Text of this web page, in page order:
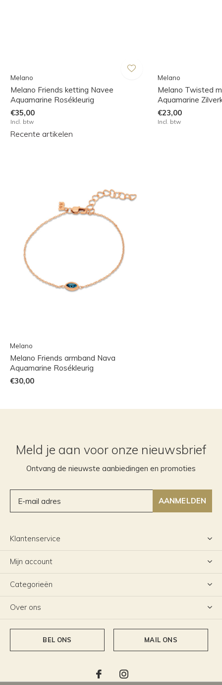
Melano
Melano Friends ketting Navee
Aquamarine Rosékleurig
€35,00
Incl. btw
Melano
Melano Twisted
Aquamarine
€23,00
Incl. btw
Recente artikelen
Melano
Melano Friends armband Nava
Aquamarine Rosékleurig
€30,00
Meld je aan voor onze nieuwsbrief
Ontvang de nieuwste aanbiedingen en promoties
AANMELDEN
Klantenservice
Mijn account
Categorieën
Over ons
BEL ONS MAIL ONS